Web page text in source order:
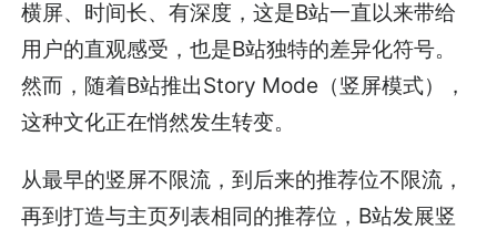
横屏、时间长、有深度，这是B站一直以来带给
用户的直观感受，也是B站独特的差异化符号。
然而，随着B站推出Story Mode（竖屏模式），
这种文化正在悄然发生转变。
从最早的竖屏不限流，到后来的推荐位不限流，
再到打造与主页列表相同的推荐位，B站发展竖